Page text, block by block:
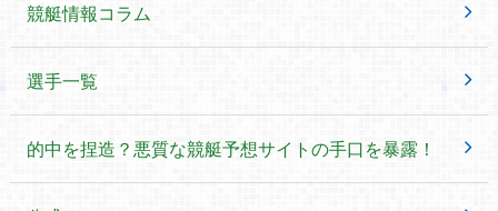
競艇情報コラム
選手一覧
的中を捏造？悪質な競艇予想サイトの手口を暴露！